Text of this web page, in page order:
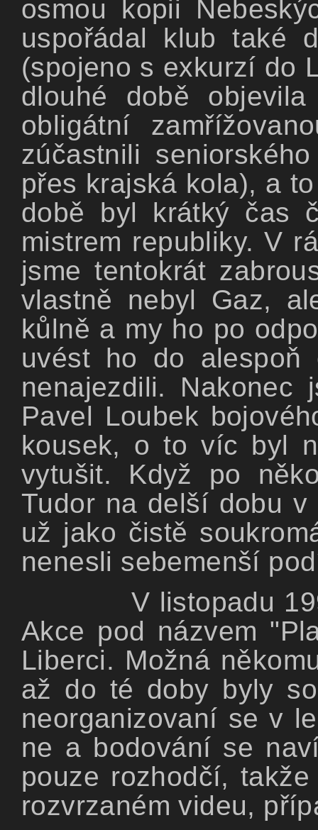
osmou kopii
uspořádal klub také
(spojeno s exkurzí do
dlouhé době
obligátní
zúčastnili
přes krajská kola), a
době byl krátký čas
mistrem republiky. V
jsme tentokrát
vlastně nebyl Gaz,
kůlně a my ho po
uvést ho do alespoň
nenajezdili.
Pavel Loubek
kousek, o to víc byl
vytušit. Když po
Tudor na delší dobu
už jako čistě
nenesli sebemenší
V listopadu
Akce pod názvem
Liberci. Možná
až do té doby byly
neorganizovaní se v
ne a bodování se
pouze rozhodčí,
rozvrzaném videu,